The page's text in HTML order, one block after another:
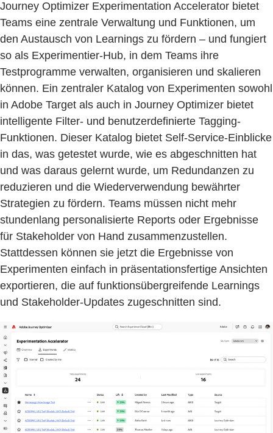
Journey Optimizer Experimentation Accelerator bietet
Teams eine zentrale Verwaltung und Funktionen, um
den Austausch von Learnings zu fördern – und fungiert
so als Experimentier-Hub, in dem Teams ihre
Testprogramme verwalten, organisieren und skalieren
können. Ein zentraler Katalog von Experimenten sowohl
in Adobe Target als auch in Journey Optimizer bietet
intelligente Filter- und benutzerdefinierte Tagging-
Funktionen. Dieser Katalog bietet Self-Service-Einblicke
in das, was getestet wurde, wie es abgeschnitten hat
und was daraus gelernt wurde, um Redundanzen zu
reduzieren und die Wiederverwendung bewährter
Strategien zu fördern. Teams müssen nicht mehr
stundenlang personalisierte Reports oder Ergebnisse
für Stakeholder von Hand zusammenzustellen.
Stattdessen können sie jetzt die Ergebnisse von
Experimenten einfach in präsentationsfertige Ansichten
exportieren, die auf funktionsübergreifende Learnings
und Stakeholder-Updates zugeschnitten sind.